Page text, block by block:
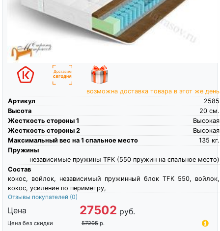
возможна доставка товара в этот же день
Артикул
2585
Высота
см.
20
Жесткость стороны 1
Высокая
Жесткость стороны 2
Высокая
Максимальный вес на 1 спальное место
кг.
135
Пружины
независимые пружины TFK (550 пружин на спальное место)
Состав
кокос, войлок, независимый пружинный блок TFK 550, войлок,
кокос, усиление по периметру,
Отзывы покупателей (0)
Цена 27502 руб.
Цена без скидки 57295 р.